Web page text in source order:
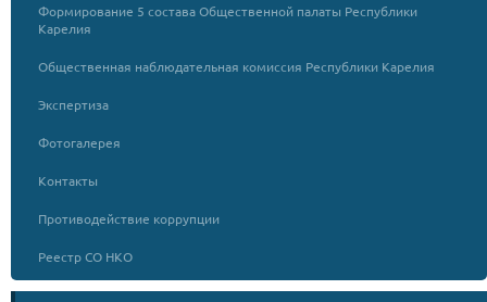
Формирование 5 состава Общественной палаты Республики
Карелия
Общественная наблюдательная комиссия Республики Карелия
Экспертиза
Фотогалерея
Контакты
Противодействие коррупции
Реестр СО НКО